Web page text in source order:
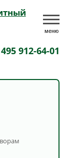
меню
912-64-01